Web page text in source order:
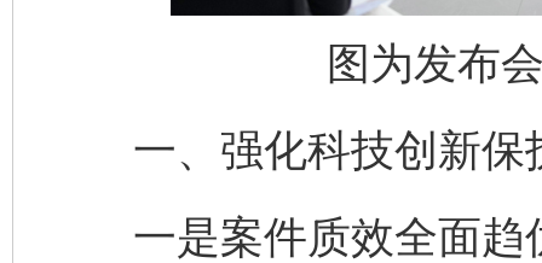
图为发布
一、强化科技创新保
一是案件质效全面趋